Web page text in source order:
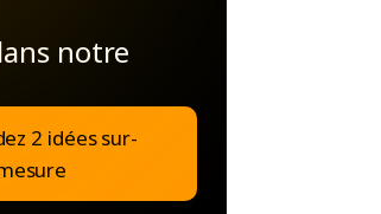
notre
2 idées sur-